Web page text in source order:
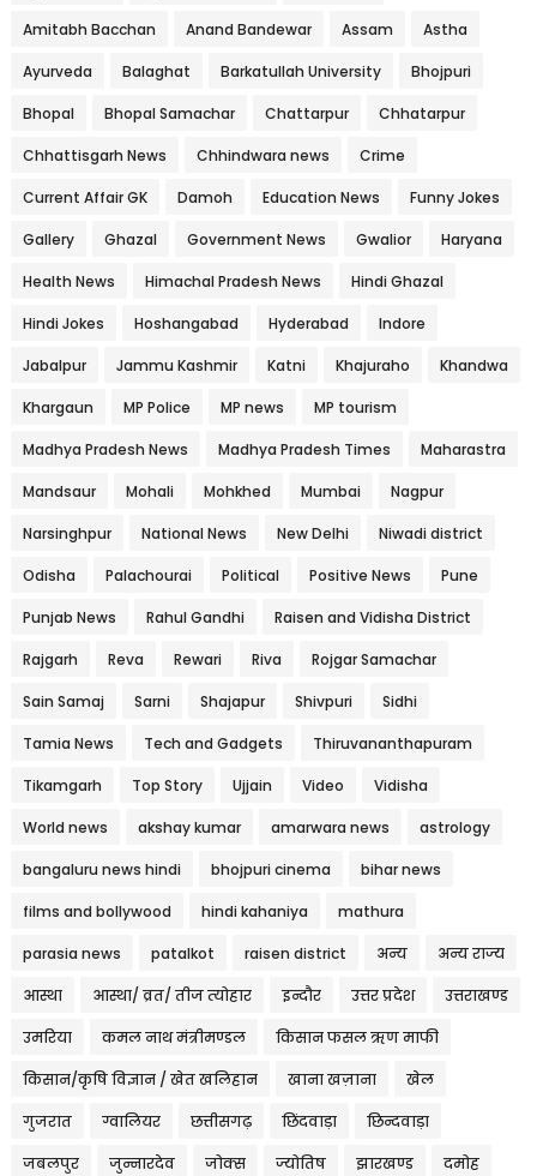
Amitabh Bacchan Anand Bandewar Assam Astha
Ayurveda Balaghat Barkatullah University Bhojpuri
Bhopal Bhopal Samachar Chattarpur Chhatarpur
Chhattisgarh News Chhindwara news Crime
Current Affair GK Damoh Education News Funny Jokes
Gallery Ghazal Government News Gwalior Haryana
Health News Himachal Pradesh News Hindi Ghazal
Hindi Jokes Hoshangabad Hyderabad Indore
Jabalpur Jammu Kashmir Katni Khajuraho Khandwa
Khargaun MP Police MP news MP tourism
Madhya Pradesh News Madhya Pradesh Times Maharastra
Mandsaur Mohali Mohkhed Mumbai Nagpur
Narsinghpur National News New Delhi Niwadi district
Odisha Palachourai Political Positive News Pune
Punjab News Rahul Gandhi Raisen and Vidisha District
Rajgarh Reva Rewari Riva Rojgar Samachar
Sain Samaj Sarni Shajapur Shivpuri Sidhi
Tamia News Tech and Gadgets Thiruvananthapuram
Tikamgarh Top Story Ujjain Video Vidisha
World news akshay kumar amarwara news astrology
bangaluru news hindi bhojpuri cinema bihar news
films and bollywood hindi kahaniya mathura
parasia news patalkot raisen district अन्य अन्य राज्य
आस्था आस्था/ व्रत/ तीज त्‍योहार इन्दौर उत्तर प्रदेश उत्तराखण्ड
उमरिया कमल नाथ मंत्रीमण्डल किसान फसल ऋण माफी
किसान/कृषि विज्ञान / खेत खलिहान खाना खज़ाना खेल
गुजरात ग्वालियर छत्तीसगढ़ छिंदवाड़ा छिन्दवाड़ा
जबलपुर जुन्नारदेव जोक्स ज्योतिष झारखण्ड दमोह